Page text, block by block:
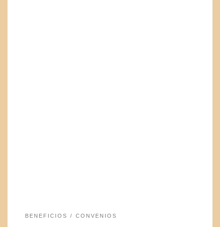
BENEFICIOS CONVENIOS